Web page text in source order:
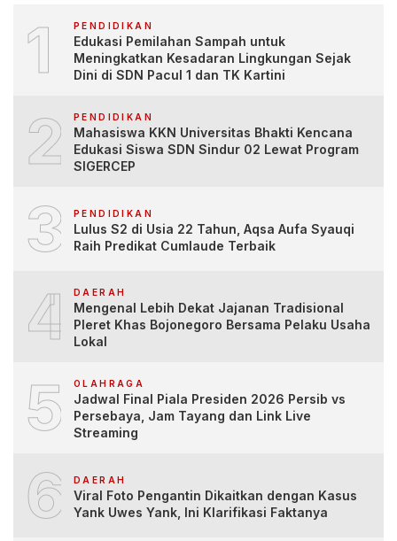
1 PENDIDIKAN
Edukasi Pemilahan Sampah untuk
Meningkatkan Kesadaran Lingkungan Sejak
Dini di SDN Pacul 1 dan TK Kartini
2 PENDIDIKAN
Mahasiswa KKN Universitas Bhakti Kencana
Edukasi Siswa SDN Sindur 02 Lewat Program
SIGERCEP
3 PENDIDIKAN
Lulus S2 di Usia 22 Tahun, Aqsa Aufa Syauqi
Raih Predikat Cumlaude Terbaik
4 DAERAH
Mengenal Lebih Dekat Jajanan Tradisional
Pleret Khas Bojonegoro Bersama Pelaku Usaha
Lokal
5 OLAHRAGA
Jadwal Final Piala Presiden 2026 Persib vs
Persebaya, Jam Tayang dan Link Live
Streaming
6 DAERAH
Viral Foto Pengantin Dikaitkan dengan Kasus
Yank Uwes Yank, Ini Klarifikasi Faktanya